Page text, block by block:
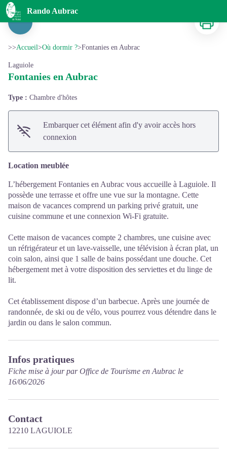
Rando Aubrac
Fontanies en Aubrac
>>Accueil>Où dormir ?>Fontanies en Aubrac
Laguiole
Fontanies en Aubrac
Type : Chambre d'hôtes
Embarquer cet élément afin d'y avoir accès hors
connexion
Location meublée
L’hébergement Fontanies en Aubrac vous accueille à Laguiole. Il
possède une terrasse et offre une vue sur la montagne. Cette
maison de vacances comprend un parking privé gratuit, une
cuisine commune et une connexion Wi-Fi gratuite.
Cette maison de vacances compte 2 chambres, une cuisine avec
un réfrigérateur et un lave-vaisselle, une télévision à écran plat, un
coin salon, ainsi que 1 salle de bains possédant une douche. Cet
hébergement met à votre disposition des serviettes et du linge de
lit.
Cet établissement dispose d’un barbecue. Après une journée de
randonnée, de ski ou de vélo, vous pourrez vous détendre dans le
jardin ou dans le salon commun.
Infos pratiques
Fiche mise à jour par Office de Tourisme en Aubrac le
16/06/2026
Contact
12210 LAGUIOLE